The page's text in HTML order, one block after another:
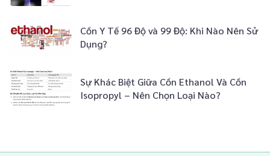
Cồn Y Tế 96 Độ và 99 Độ: Khi Nào Nên Sử
Dụng?
Sự Khác Biệt Giữa Cồn Ethanol Và Cồn
Isopropyl – Nên Chọn Loại Nào?